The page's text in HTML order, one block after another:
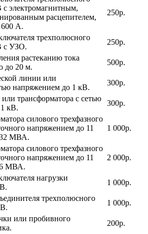
электромагнитным,
расцепителем,
А.
250р.
трехполюсного
с УЗО.
250р.
растеканию тока
до 20 м.
500р.
линии или
напряжением до 1 кВ.
300р.
трансформатора с сетью
кВ.
300р.
силового трехфазного
напряжением до 11
МВА.
1 000р.
силового трехфазного
напряжением до 11
МВА.
2 000р.
нагрузки
1 000р.
трехполюсного
1 000р.
или пробивного
200р.